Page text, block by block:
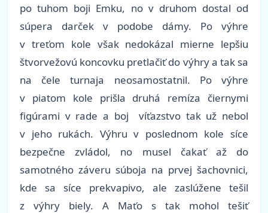
po tuhom boji Emku, no v druhom dostal od
súpera darček v podobe dámy. Po výhre
v treťom kole však nedokázal mierne lepšiu
štvorvežovú koncovku pretlačiť do výhry a tak sa
na čele turnaja neosamostatnil. Po výhre
v piatom kole prišla druhá remíza čiernymi
figúrami v rade a boj víťazstvo tak už nebol
v jeho rukách. Výhru v poslednom kole síce
bezpečne zvládol, no musel čakať až do
samotného záveru súboja na prvej šachovnici,
kde sa síce prekvapivo, ale zaslúžene tešil
z výhry biely. A Maťo s tak mohol tešiť